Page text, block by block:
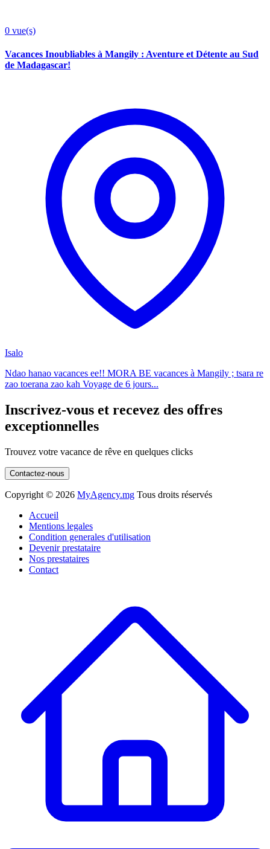
0 vue(s)
Vacances Inoubliables à Mangily : Aventure et Détente au Sud
de Madagascar!
Isalo
Ndao hanao vacances ee!! MORA BE vacances à Mangily ; tsara re
zao toerana zao kah Voyage de 6 jours...
Inscrivez-vous et recevez des offres
exceptionnelles
Trouvez votre vacance de rêve en quelques clicks
Contactez-nous
Copyright © 2026 MyAgency.mg Tous droits réservés
Accueil
Mentions legales
Condition generales d'utilisation
Devenir prestataire
Nos prestataires
Contact